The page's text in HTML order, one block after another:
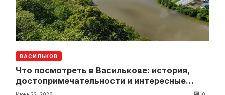
ВАСИЛЬКОВ
Что посмотреть в Василькове: история,
достопримечательности и интересные
локации рядом